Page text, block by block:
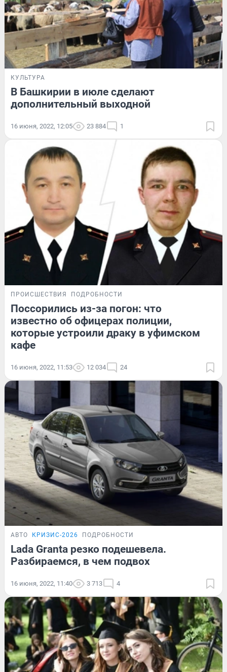
КУЛЬТУРА
В Башкирии в июле сделают
дополнительный выходной
16 июня, 2022, 12:05 23 884 1
ПРОИСШЕСТВИЯ ПОДРОБНОСТИ
Поссорились из-за погон: что
известно об офицерах полиции,
которые устроили драку в уфимском
кафе
16 июня, 2022, 11:53 12 034 24
АВТО КРИЗИС-2026 ПОДРОБНОСТИ
Lada Granta резко подешевела.
Разбираемся, в чем подвох
16 июня, 2022, 11:40 3 713 4